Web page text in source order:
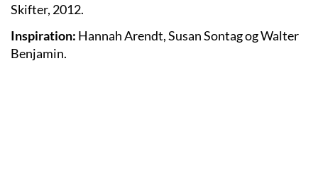
Skifter, 2012.
Inspiration: Hannah Arendt, Susan Sontag og Walter
Benjamin.